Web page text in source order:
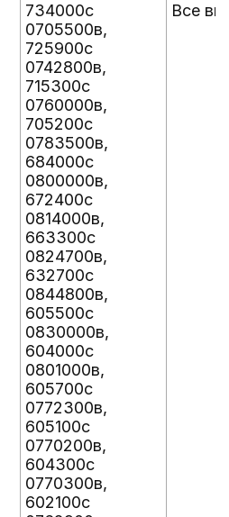
734000с
0705500в,
725900с
0742800в,
715300с
0760000в,
705200с
0783500в,
684000с
0800000в,
672400с
0814000в,
663300с
0824700в,
632700с
0844800в,
605500с
0830000в,
604000с
0801000в,
605700с
0772300в,
605100с
0770200в,
604300с
0770300в,
602100с
Все